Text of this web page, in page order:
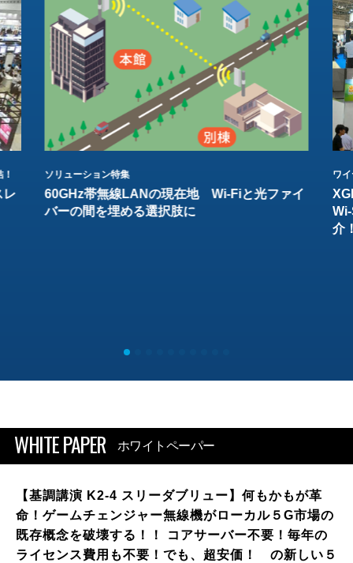
レ
ソリューション特集
60GHz帯無線LANの現在地 Wi-Fiと光ファイ
バーの間を埋める選択肢に
ワ
介
WHITE PAPER ホワイトペーパー
【基調講演 K2-4 スリーダブリュー】何もかもが革
命！ゲームチェンジャー無線機がローカル５G市場の
既存概念を破壊する！！ コアサーバー不要！毎年の
ライセンス費用も不要！でも、超安価！ の新しい５